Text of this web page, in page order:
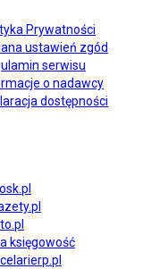
Prywatności
ustawień zgód
serwisu
o nadawcy
dostępności
księgowość